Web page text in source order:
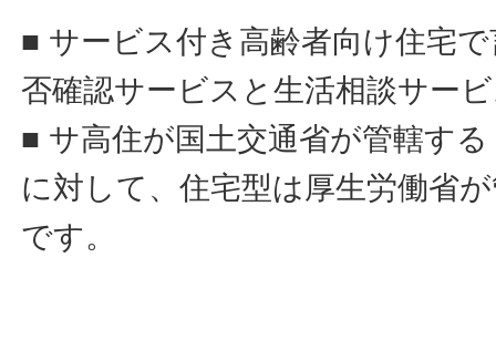
■ サービス付き高齢者向け住宅
否確認サービスと生活相談サー
■ サ高住が国土交通省が管轄す
に対して、住宅型は厚生労働省
です。